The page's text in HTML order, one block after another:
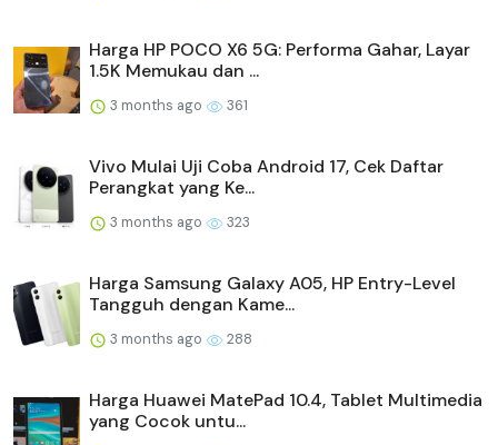
Harga HP POCO X6 5G: Performa Gahar, Layar
1.5K Memukau dan ...
3 months ago 361
Vivo Mulai Uji Coba Android 17, Cek Daftar
Perangkat yang Ke...
3 months ago 323
Harga Samsung Galaxy A05, HP Entry-Level
Tangguh dengan Kame...
3 months ago 288
Harga Huawei MatePad 10.4, Tablet Multimedia
yang Cocok untu...